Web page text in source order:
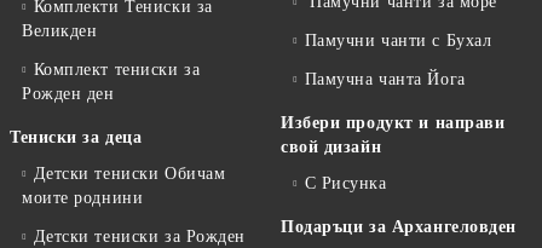
Комплекти Тениски за
Великден
Комплект тениски за
Рожден ден
Тениски за деца
Детски тениски Обичам
моите роднини
Детски тениски за Рожден
Памучни чанти с Бухал
Памучна чанта Йога
Избери продукт и направи
свой дизайн
С Рисунка
Подаръци за Архангеловден